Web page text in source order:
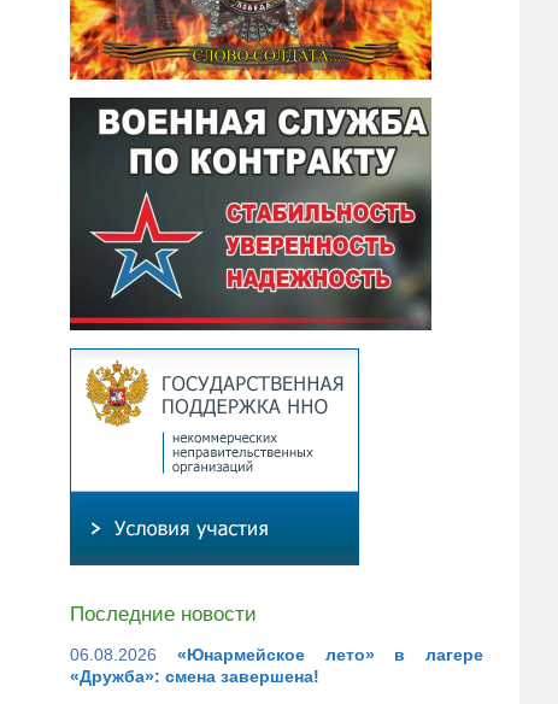
Последние новости
06.08.2026
«Юнармейское лето» в лагере
«Дружба»: смена завершена!